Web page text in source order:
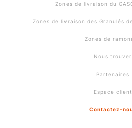
Zones de livraison du
Zones de livraison des Granulés
Zones de
Nous trouver
Partenaires
Espace client
Contactez-